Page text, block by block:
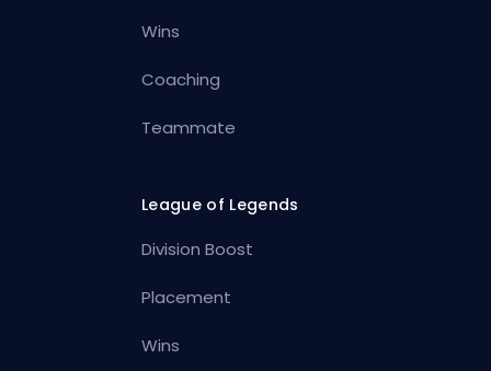
Wins
Coaching
Teammate
League of Legends
Division Boost
Placement
Wins